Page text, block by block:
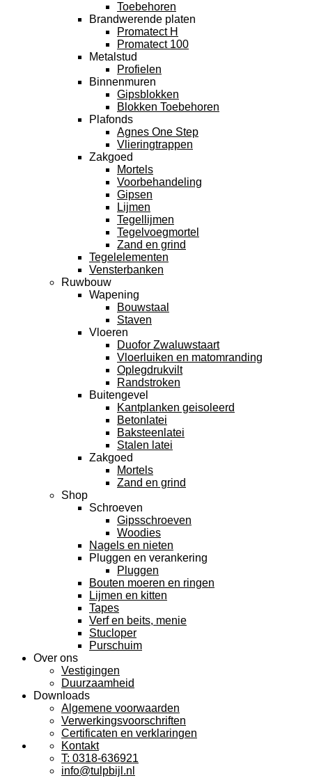
Toebehoren
Brandwerende platen
Promatect H
Promatect 100
Metalstud
Profielen
Binnenmuren
Gipsblokken
Blokken Toebehoren
Plafonds
Agnes One Step
Vlieringtrappen
Zakgoed
Mortels
Voorbehandeling
Gipsen
Lijmen
Tegellijmen
Tegelvoegmortel
Zand en grind
Tegelelementen
Vensterbanken
Ruwbouw
Wapening
Bouwstaal
Staven
Vloeren
Duofor Zwaluwstaart
Vloerluiken en matomranding
Oplegdrukvilt
Randstroken
Buitengevel
Kantplanken geisoleerd
Betonlatei
Baksteenlatei
Stalen latei
Zakgoed
Mortels
Zand en grind
Shop
Schroeven
Gipsschroeven
Woodies
Nagels en nieten
Pluggen en verankering
Pluggen
Bouten moeren en ringen
Lijmen en kitten
Tapes
Verf en beits, menie
Stucloper
Purschuim
Over ons
Vestigingen
Duurzaamheid
Downloads
Algemene voorwaarden
Verwerkingsvoorschriften
Certificaten en verklaringen
Kontakt
T: 0318-636921
info@tulpbijl.nl